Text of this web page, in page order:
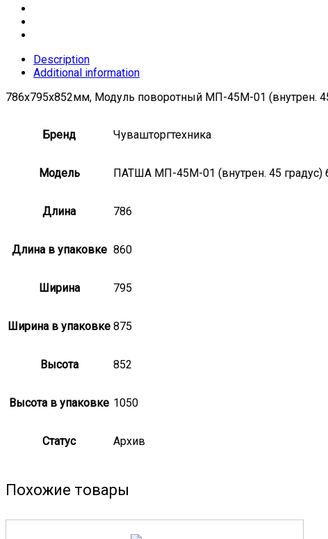
Description
Additional information
786x795x852мм, Модуль поворотный МП-45М-01 (внутрен.
Бренд Чувашторгтехника
Модель ПАТША МП-45М-01 (внутрен. 45 градус)
Длина 786
Длина в упаковке 860
Ширина 795
Ширина в упаковке 875
Высота 852
Высота в упаковке 1050
Статус Архив
Похожие товары